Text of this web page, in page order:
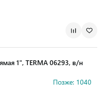
1", TERMA 06293, в/н
Позже: 1040